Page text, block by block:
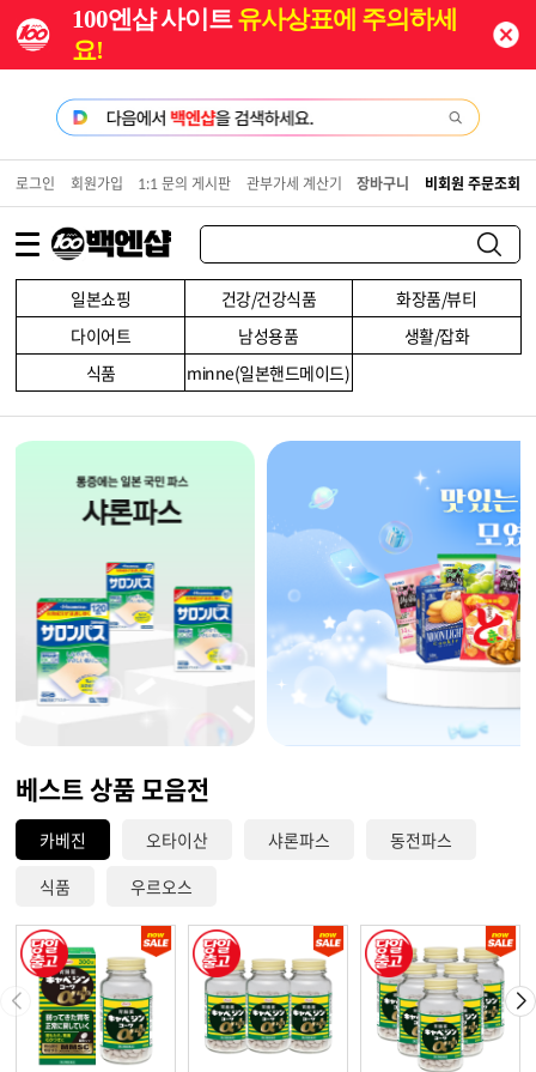
100엔샵 사이트유사상표에 주의하세
요!
일본쇼핑 건강/건강식품
화장품/뷰티
다이어트
남성용품
생활/잡화
식품
minne(일본핸드메이드)
로그인 회원가입 1:1 문의 게시판 관부가세 계산기 장바구니 비회원 주문조회
베스트 상품 모음전
카베진 오타이산 샤론파스
동전파스
식품
우르오스